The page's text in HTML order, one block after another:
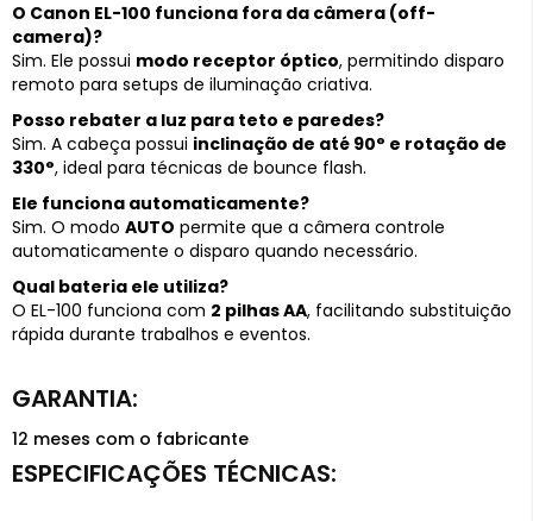
12 meses com o fabricante
O Canon EL-100 funciona fora da câmera (off-
camera)?
Sim. Ele possui modo receptor óptico, permitindo disparo
remoto para setups de iluminação criativa.
Posso rebater a luz para teto e paredes?
Sim. A cabeça possui inclinação de até 90° e rotação de
330°, ideal para técnicas de bounce flash.
Ele funciona automaticamente?
Sim. O modo AUTO permite que a câmera controle
automaticamente o disparo quando necessário.
Qual bateria ele utiliza?
O EL-100 funciona com 2 pilhas AA, facilitando substituição
rápida durante trabalhos e eventos.